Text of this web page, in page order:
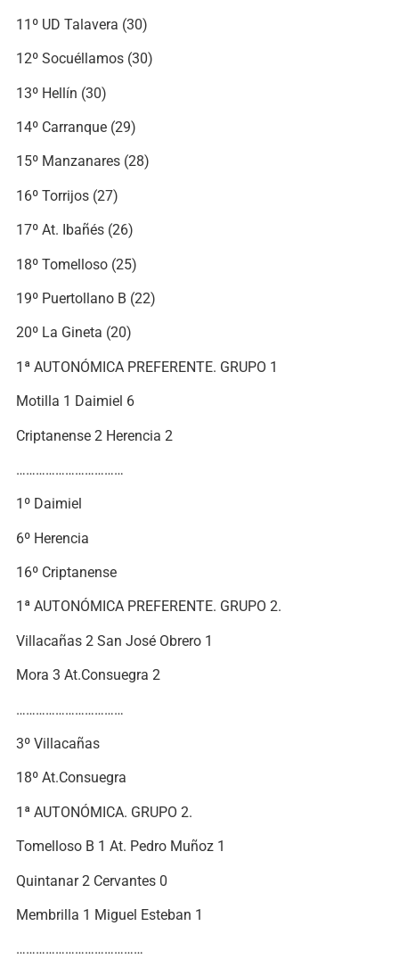
11º UD Talavera (30)
12º Socuéllamos (30)
13º Hellín (30)
14º Carranque (29)
15º Manzanares (28)
16º Torrijos (27)
17º At. Ibañés (26)
18º Tomelloso (25)
19º Puertollano B (22)
20º La Gineta (20)
1ª AUTONÓMICA PREFERENTE. GRUPO 1
Motilla 1 Daimiel 6
Criptanense 2 Herencia 2
……………………………
1º Daimiel
6º Herencia
16º Criptanense
1ª AUTONÓMICA PREFERENTE. GRUPO 2.
Villacañas 2 San José Obrero 1
Mora 3 At.Consuegra 2
……………………………
3º Villacañas
18º At.Consuegra
1ª AUTONÓMICA. GRUPO 2.
Tomelloso B 1 At. Pedro Muñoz 1
Quintanar 2 Cervantes 0
Membrilla 1 Miguel Esteban 1
…………………………………